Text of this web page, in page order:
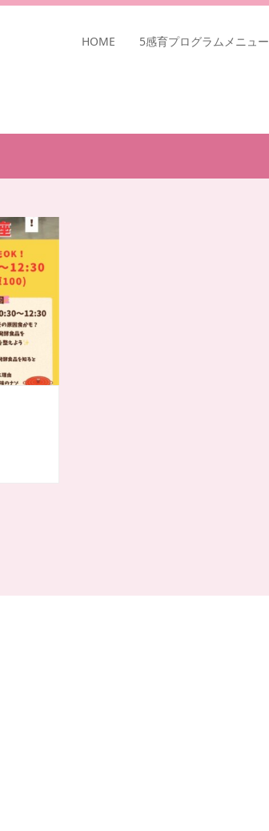
HOME 5感育プログラムメニュー